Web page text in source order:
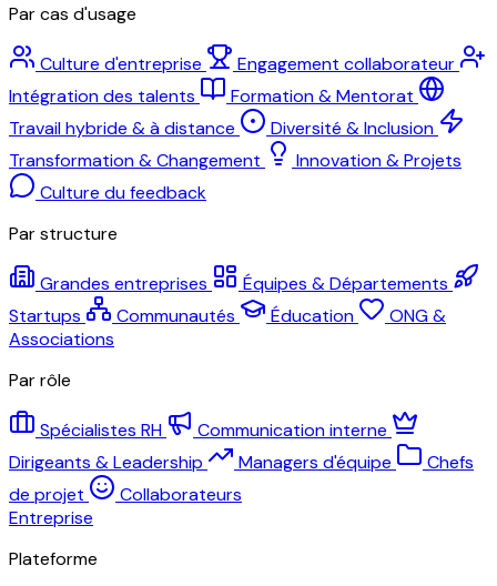
Par cas d'usage
Culture d'entreprise
Engagement collaborateur
Intégration des talents
Formation & Mentorat
Travail hybride & à distance
Diversité & Inclusion
Transformation & Changement
Innovation & Projets
Culture du feedback
Par structure
Grandes entreprises
Équipes & Départements
Startups
Communautés Éducation
ONG &
Associations
Par rôle
Spécialistes RH
Communication interne
Dirigeants & Leadership
Managers d'équipe
Chefs
de projet
Collaborateurs
Entreprise
Plateforme